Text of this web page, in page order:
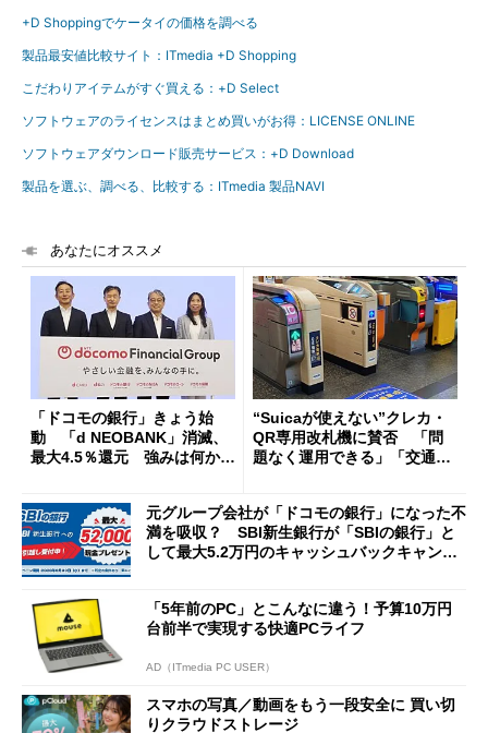
+D Shoppingでケータイの価格を調べる
製品最安値比較サイト：ITmedia +D Shopping
こだわりアイテムがすぐ買える：+D Select
ソフトウェアのライセンスはまとめ買いがお得：LICENSE ONLINE
ソフトウェアダウンロード販売サービス：+D Download
製品を選ぶ、調べる、比較する：ITmedia 製品NAVI
あなたにオススメ
「ドコモの銀行」きょう始
動 「d NEOBANK」消滅、
最大4.5％還元 強みは何か解
“Suicaが使えない”クレカ・
QR専用改札機に賛否 「問
題なく運用できる」「交通系I
元グループ会社が「ドコモの銀行」になった不
満を吸収？ SBI新生銀行が「SBIの銀行」と
して最大5.2万円のキャッシュバックキャンペ
「5年前のPC」とこんなに違う！予算10万円
台前半で実現する快適PCライフ
AD（ITmedia PC USER）
スマホの写真／動画をもう一段安全に 買い切
りクラウドストレージ